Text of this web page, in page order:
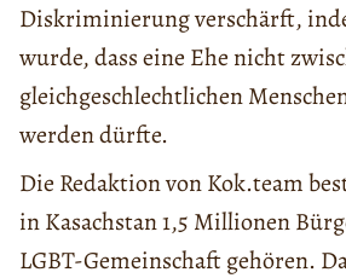
Diskriminierung verschärft,
wurde, dass eine Ehe nicht
gleichgeschlechtlichen
werden dürfte.
Die Redaktion von Kok.team
in Kasachstan 1,5 Millionen
LGBT-Gemeinschaft gehören.